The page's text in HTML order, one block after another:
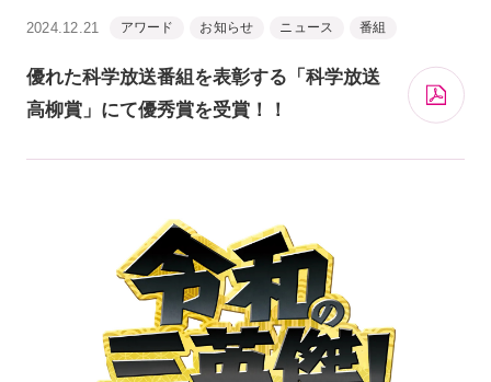
2024.12.21 アワード お知らせ ニュース 番組
優れた科学放送番組を表彰する「科学放送
高柳賞」にて優秀賞を受賞！！